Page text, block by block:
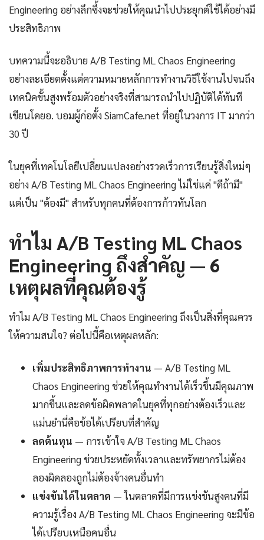
Engineering อย่างลึกซึ้งจะช่วยให้คุณนำไปประยุกต์ใช้ได้อย่างมี
ประสิทธิภาพ
บทความนี้จะอธิบาย A/B Testing ML Chaos Engineering
อย่างละเอียดตั้งแต่ความหมายหลักการทำงานวิธีใช้งานไปจนถึง
เทคนิคขั้นสูงพร้อมตัวอย่างจริงที่สามารถนำไปปฏิบัติได้ทันที
เขียนโดยอ. บอมผู้ก่อตั้ง SiamCafe.net ที่อยู่ในวงการ IT มากว่า
30 ปี
ในยุคที่เทคโนโลยีเปลี่ยนแปลงอย่างรวดเร็วการเรียนรู้สิ่งใหม่ๆ
อย่าง A/B Testing ML Chaos Engineering ไม่ใช่แค่ "ดีถ้ามี"
แต่เป็น "ต้องมี" สำหรับทุกคนที่ต้องการก้าวทันโลก
ทำไม A/B Testing ML Chaos
Engineering ถึงสำคัญ — 6
เหตุผลที่คุณต้องรู้
ทำไม A/B Testing ML Chaos Engineering ถึงเป็นสิ่งที่คุณควร
ให้ความสนใจ? ต่อไปนี้คือเหตุผลหลัก:
เพิ่มประสิทธิภาพการทำงาน — A/B Testing ML
Chaos Engineering ช่วยให้คุณทำงานได้เร็วขึ้นมีคุณภาพ
มากขึ้นและลดข้อผิดพลาดในยุคที่ทุกอย่างต้องเร็วและ
แม่นยำนี่คือข้อได้เปรียบที่สำคัญ
ลดต้นทุน — การเข้าใจ A/B Testing ML Chaos
Engineering ช่วยประหยัดทั้งเวลาและทรัพยากรไม่ต้อง
ลองผิดลองถูกไม่ต้องจ้างคนอื่นทำ
แข่งขันได้ในตลาด — ในตลาดที่มีการแข่งขันสูงคนที่มี
ความรู้เรื่อง A/B Testing ML Chaos Engineering จะมีข้อ
ได้เปรียบเหนือคนอื่น